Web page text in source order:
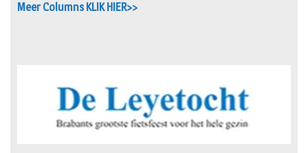
Meer Columns KLIK HIER>>